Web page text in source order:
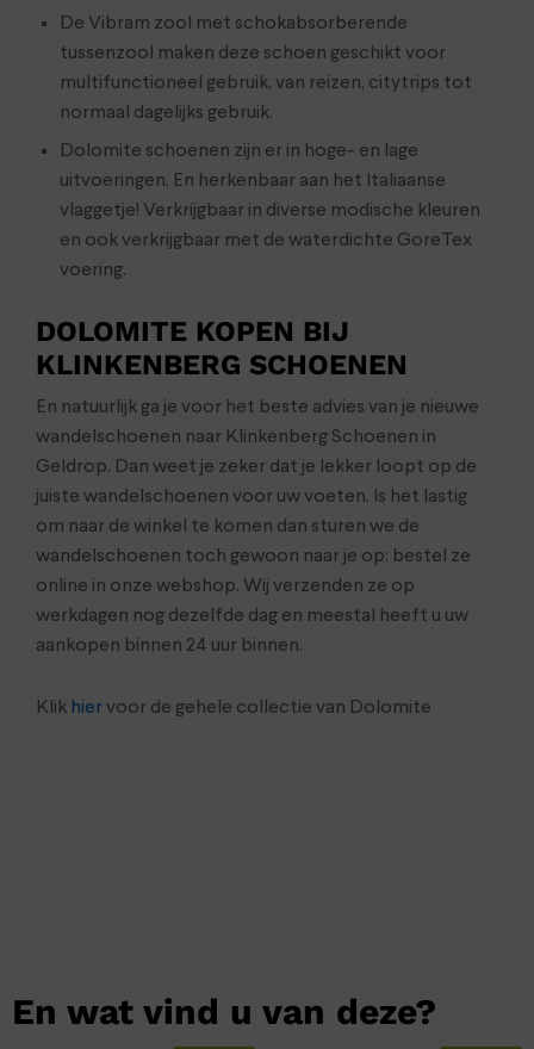
De Vibram zool met schokabsorberende
tussenzool maken deze schoen geschikt voor
multifunctioneel gebruik, van reizen, citytrips tot
normaal dagelijks gebruik.
Dolomite schoenen zijn er in hoge- en lage
uitvoeringen. En herkenbaar aan het Italiaanse
vlaggetje! Verkrijgbaar in diverse modische kleuren
en ook verkrijgbaar met de waterdichte GoreTex
voering.
DOLOMITE KOPEN BIJ
KLINKENBERG SCHOENEN
En natuurlijk ga je voor het beste advies van je nieuwe
wandelschoenen naar Klinkenberg Schoenen in
Geldrop. Dan weet je zeker dat je lekker loopt op de
juiste wandelschoenen voor uw voeten. Is het lastig
om naar de winkel te komen dan sturen we de
wandelschoenen toch gewoon naar je op: bestel ze
online in onze webshop. Wij verzenden ze op
werkdagen nog dezelfde dag en meestal heeft u uw
aankopen binnen 24 uur binnen.
Klik hiervoor de gehele collectie van Dolomite
En wat vind u van deze?